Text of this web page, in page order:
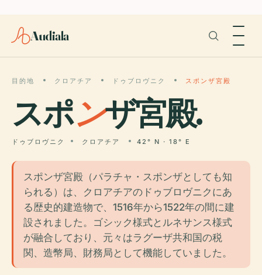
Audiala
目的地 クロアチア ドゥブロヴニク スポンザ宮殿
スポンザ宮殿.
ドゥブロヴニク クロアチア 42° N · 18° E
スポンザ宮殿（パラチャ・スポンザとしても知
られる）は、クロアチアのドゥブロヴニクにあ
る歴史的建造物で、1516年から1522年の間に建
設されました。ゴシック様式とルネサンス様式
が融合しており、元々はラグーザ共和国の税
関、造幣局、財務局として機能していました。